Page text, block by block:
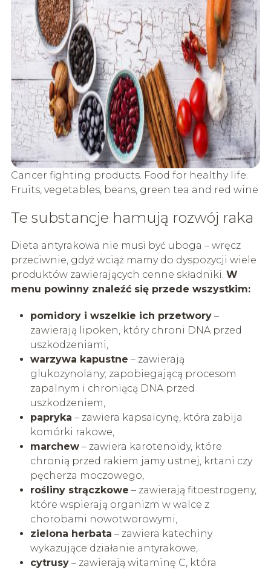
Cancer fighting products. Food for healthy life.
Fruits, vegetables, beans, green tea and red wine
Te substancje hamują rozwój raka
Dieta antyrakowa nie musi być uboga – wręcz
przeciwnie, gdyż wciąż mamy do dyspozycji wiele
produktów zawierających cenne składniki. W
menu powinny znaleźć się przede wszystkim:
pomidory i wszelkie ich przetwory–
zawierają lipoken, który chroni DNA przed
uszkodzeniami,
warzywa kapustne – zawierają
glukozynolany; zapobiegającą procesom
zapalnym i chroniącą DNA przed
uszkodzeniem,
papryka – zawiera kapsaicynę, która zabija
komórki rakowe,
marchew– zawiera karotenoidy, które
chronią przed rakiem jamy ustnej, krtani czy
pęcherza moczowego,
rośliny strączkowe – zawierają fitoestrogeny,
które wspierają organizm w walce z
chorobami nowotworowymi,
zielona herbata – zawiera katechiny
wykazujące działanie antyrakowe,
cytrusy– zawierają witaminę C, która